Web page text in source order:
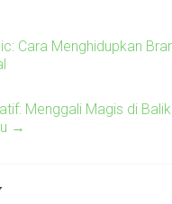
Cara Menghidupkan
Menggali Magis di
→